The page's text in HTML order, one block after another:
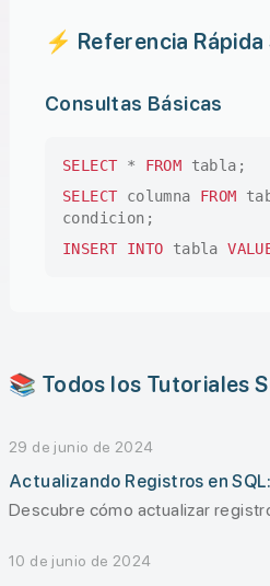
⚡ Referencia Rápida
Consultas Básicas
SELECT * FROM tabla;
SELECT columna FROM
condicion;
INSERT INTO tabla
📚 Todos los Tutoriales
29 de junio de 2024
Actualizando Registros en
Descubre cómo actualizar
10 de junio de 2024